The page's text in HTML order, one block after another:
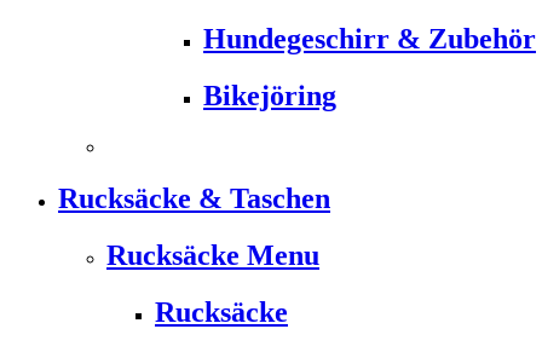
Hundegeschirr & Zubehör
Bikejöring
Rucksäcke & Taschen
Rucksäcke Menu
Rucksäcke